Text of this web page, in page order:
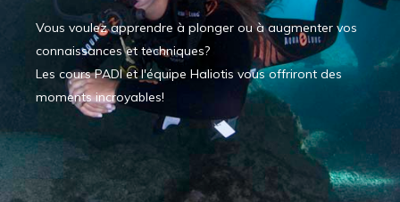
Vous voulez apprendre à plonger ou à augmenter vos
connaissances et techniques?
Les cours PADI et l'équipe Haliotis vous offriront des
moments incroyables!